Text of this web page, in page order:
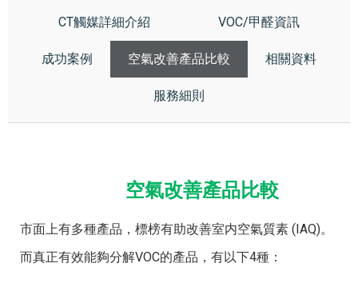
CT觸媒詳細介紹 VOC/甲醛資訊
成功案例 空氣改善產品比較 相關資料
服務細則
空氣改善產品比較
市面上有多種產品，標榜有助改善室内空氣質素 (IAQ)。
而真正有效能夠分解VOC的產品，有以下4種：